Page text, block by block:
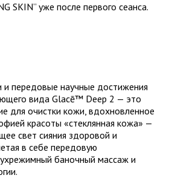
SKIN” уже после первого сеанса.
и передовые научные достижения
вида Glacē™ Deep 2 — это
для очистки кожи, вдохновленное
красоты «стеклянная кожа» —
свет сияния здоровой и
в себе передовую
баночный массаж и